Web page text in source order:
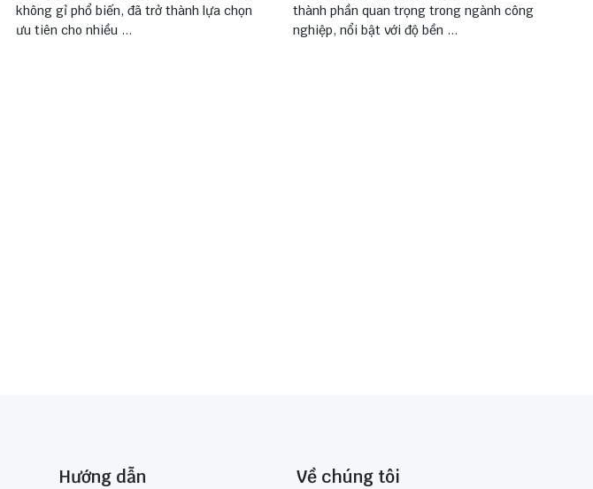
không gỉ phổ biến, đã trở thành lựa chọn
ưu tiên cho nhiều ...
thành phần quan trọng trong ngành công
nghiệp, nổi bật với độ bền ...
Hướng dẫn Về chúng tôi